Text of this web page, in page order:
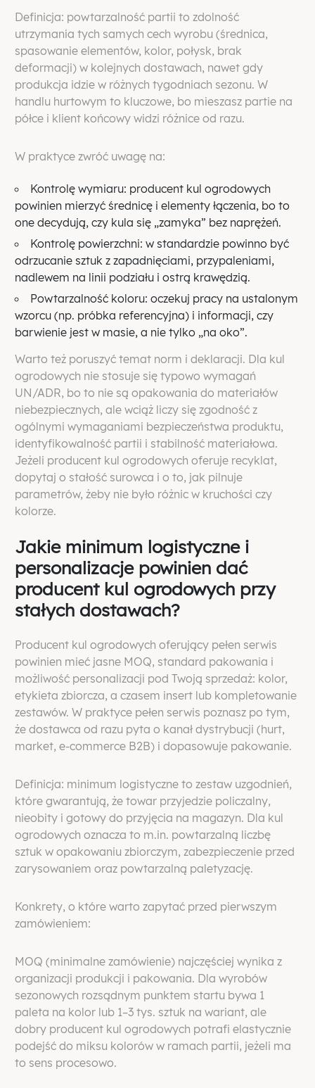
Definicja: powtarzalność partii to zdolność
utrzymania tych samych cech wyrobu (średnica,
spasowanie elementów, kolor, połysk, brak
deformacji) w kolejnych dostawach, nawet gdy
produkcja idzie w różnych tygodniach sezonu. W
handlu hurtowym to kluczowe, bo mieszasz partie na
półce i klient końcowy widzi różnice od razu.
W praktyce zwróć uwagę na:
Kontrolę wymiaru: producent kul ogrodowych
powinien mierzyć średnicę i elementy łączenia, bo to
one decydują, czy kula się „zamyka” bez naprężeń.
Kontrolę powierzchni: w standardzie powinno być
odrzucanie sztuk z zapadnięciami, przypaleniami,
nadlewem na linii podziału i ostrą krawędzią.
Powtarzalność koloru: oczekuj pracy na ustalonym
wzorcu (np. próbka referencyjna) i informacji, czy
barwienie jest w masie, a nie tylko „na oko”.
Warto też poruszyć temat norm i deklaracji. Dla kul
ogrodowych nie stosuje się typowo wymagań
UN/ADR, bo to nie są opakowania do materiałów
niebezpiecznych, ale wciąż liczy się zgodność z
ogólnymi wymaganiami bezpieczeństwa produktu,
identyfikowalność partii i stabilność materiałowa.
Jeżeli producent kul ogrodowych oferuje recyklat,
dopytaj o stałość surowca i o to, jak pilnuje
parametrów, żeby nie było różnic w kruchości czy
kolorze.
Jakie minimum logistyczne i
personalizacje powinien dać
producent kul ogrodowych przy
stałych dostawach?
Producent kul ogrodowych oferujący pełen serwis
powinien mieć jasne MOQ, standard pakowania i
możliwość personalizacji pod Twoją sprzedaż: kolor,
etykieta zbiorcza, a czasem insert lub kompletowanie
zestawów. W praktyce pełen serwis poznasz po tym,
że dostawca od razu pyta o kanał dystrybucji (hurt,
market, e-commerce B2B) i dopasowuje pakowanie.
Definicja: minimum logistyczne to zestaw uzgodnień,
które gwarantują, że towar przyjedzie policzalny,
nieobity i gotowy do przyjęcia na magazyn. Dla kul
ogrodowych oznacza to m.in. powtarzalną liczbę
sztuk w opakowaniu zbiorczym, zabezpieczenie przed
zarysowaniem oraz powtarzalną paletyzację.
Konkrety, o które warto zapytać przed pierwszym
zamówieniem:
MOQ (minimalne zamówienie) najczęściej wynika z
organizacji produkcji i pakowania. Dla wyrobów
sezonowych rozsądnym punktem startu bywa 1
paleta na kolor lub 1–3 tys. sztuk na wariant, ale
dobry producent kul ogrodowych potrafi elastycznie
podejść do miksu kolorów w ramach partii, jeżeli ma
to sens procesowo.